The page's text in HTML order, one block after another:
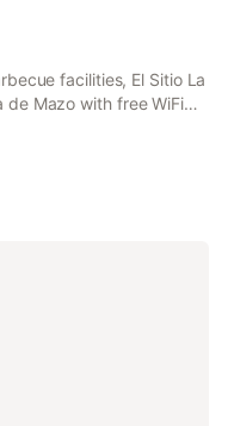
facilities, El Sitio La
de Mazo with free WiFi
available at the country